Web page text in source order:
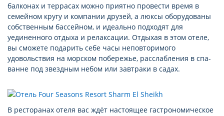
балконах и террасах можно приятно провести время в
семейном кругу и компании друзей, а люксы оборудованы
собственным бассейном, и идеально подходят для
уединенного отдыха и релаксации. Отдыхая в этом отеле,
вы сможете подарить себе часы неповторимого
удовольствия на морском побережье, расслабления в спа-
ванне под звездным небом или завтраки в садах.
В ресторанах отеля вас ждёт настоящее гастрономическое